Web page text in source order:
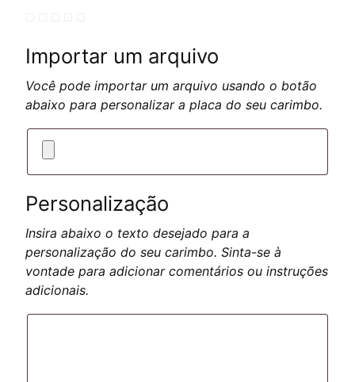
Importar um arquivo
Você pode importar um arquivo usando o botão
abaixo para personalizar a placa do seu carimbo.
Personalização
Insira abaixo o texto desejado para a
personalização do seu carimbo. Sinta-se à
vontade para adicionar comentários ou instruções
adicionais.